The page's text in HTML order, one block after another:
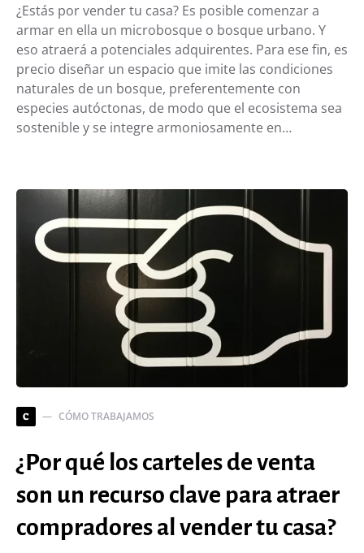
¿Estás por vender tu casa? Es posible comenzar a
armar en ella un microbosque o bosque urbano. Y
eso atraerá a potenciales adquirentes. Para ese fin, es
precio diseñar un espacio que imite las condiciones
naturales de un bosque, preferentemente con
especies autóctonas, de modo que el ecosistema sea
sostenible y se integre armoniosamente en…
C CÓMO TRABAJAMOS
¿Por qué los carteles de venta
son un recurso clave para atraer
compradores al vender tu casa?